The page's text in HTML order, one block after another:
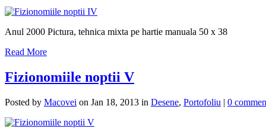
Anul 2000 Pictura, tehnica mixta pe hartie manuala 50 x 38
Read More
Fizionomiile noptii V
Posted by Macovei on Jan 18, 2013 in Desene, Portofoliu | 0